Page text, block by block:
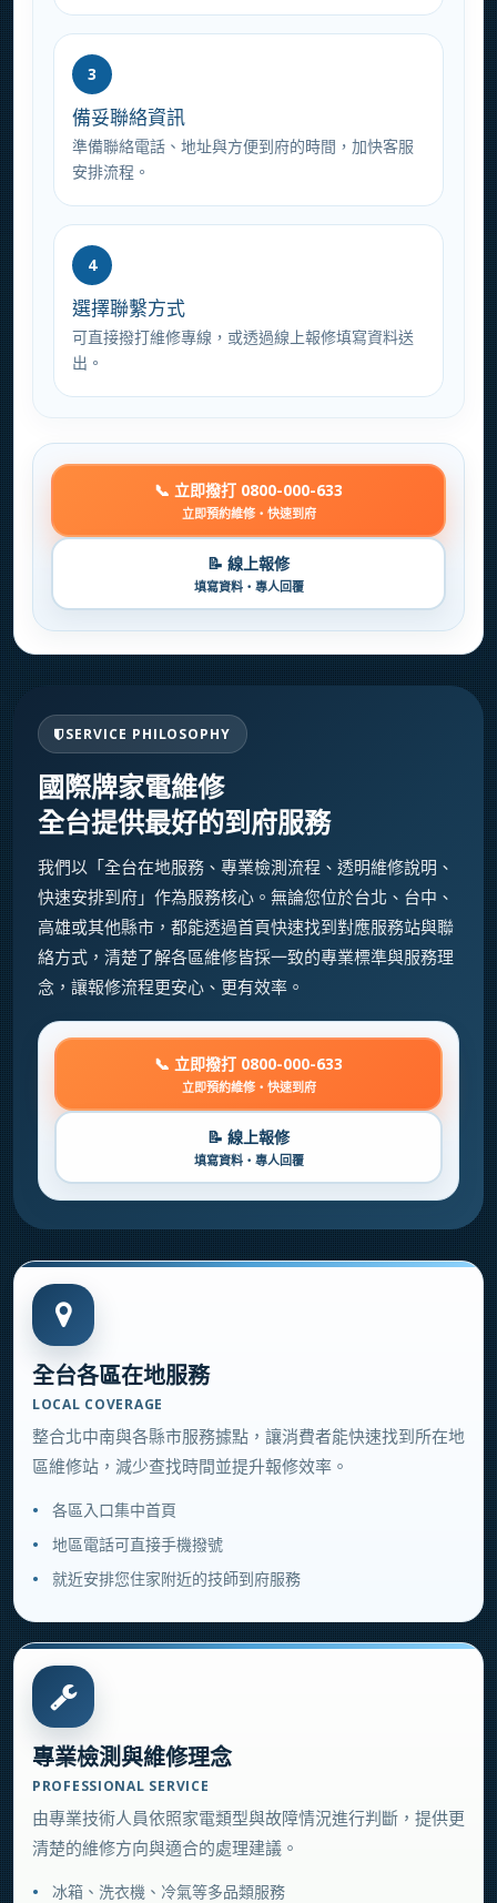
3
備妥聯絡資訊
準備聯絡電話、地址與方便到府的時間，加快客服
安排流程。
4
選擇聯繫方式
可直接撥打維修專線，或透過線上報修填寫資料送
出。
📞 立即撥打 0800-000-633
立即預約維修・快速到府
📝 線上報修
填寫資料・專人回覆
SERVICE PHILOSOPHY
國際牌家電維修
全台提供最好的到府服務
我們以「全台在地服務、專業檢測流程、透明維修說明、
快速安排到府」作為服務核心。無論您位於台北、台中、
高雄或其他縣市，都能透過首頁快速找到對應服務站與聯
絡方式，清楚了解各區維修皆採一致的專業標準與服務理
念，讓報修流程更安心、更有效率。
📞 立即撥打 0800-000-633
立即預約維修・快速到府
📝 線上報修
填寫資料・專人回覆
全台各區在地服務
LOCAL COVERAGE
整合北中南與各縣市服務據點，讓消費者能快速找到所在地
區維修站，減少查找時間並提升報修效率。
各區入口集中首頁
地區電話可直接手機撥號
就近安排您住家附近的技師到府服務
專業檢測與維修理念
PROFESSIONAL SERVICE
由專業技術人員依照家電類型與故障情況進行判斷，提供更
清楚的維修方向與適合的處理建議。
冰箱、洗衣機、冷氣等多品類服務